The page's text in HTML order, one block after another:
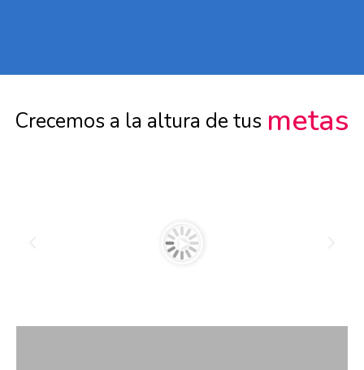
Crecemos a la altura de tus metas